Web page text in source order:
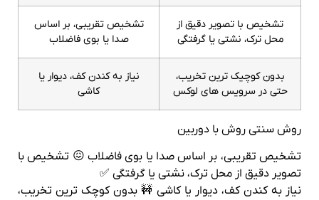
تشخیص با تصویر دقیق از
محل ترک، نشتی یا گرفتگی
تشخیص تقریبی، بر اساس
صدا یا بوی فاضلاب
بدون کوچیک ترین تخریب،
حتی در سرویس های لوکس
نیاز به کندن کف، دیوار یا
کاشی
روش سنتی روش با دوربین
تشخیص تقریبی، بر اساس صدا یا بوی فاضلاب 😖 تشخیص با
تصویر دقیق از محل ترک، نشتی یا گرفتگی ✅
نیاز به کندن کف، دیوار یا کاشی 🚧 بدون کوچک‌ ترین تخریب،